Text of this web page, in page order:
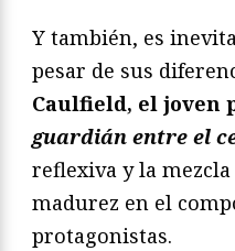
Y también, es
pesar de sus
Caulfield, el joven
guardián entre el
reflexiva y la
madurez en el
protagonistas.